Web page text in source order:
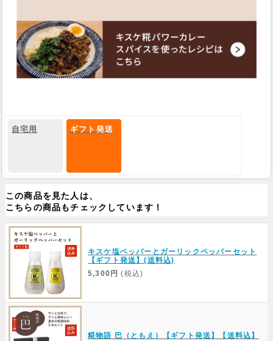
自宅用 ギフト発送
この商品を見た人は、
こちらの商品もチェックしています！
キスケ塩ペッパーとガーリックペッパーセット
【ギフト発送】(送料込)
5,300円 (税込)
糀物語 巴（ともえ）【ギフト発送】【送料込】